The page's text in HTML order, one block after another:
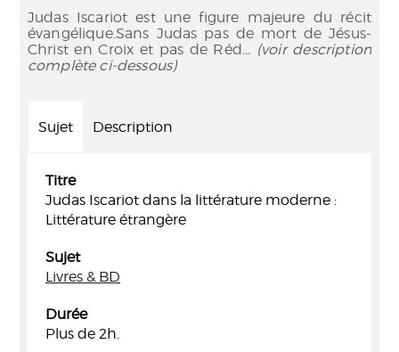
Judas Iscariot est une figure majeure du récit
évangélique.Sans Judas pas de mort de Jésus-
Christ en Croix et pas de Réd... (voir description
complète ci-dessous)
Sujet Description
Titre
Judas Iscariot dans la littérature moderne :
Littérature étrangère
Sujet
Livres & BD
Durée
Plus de 2h.